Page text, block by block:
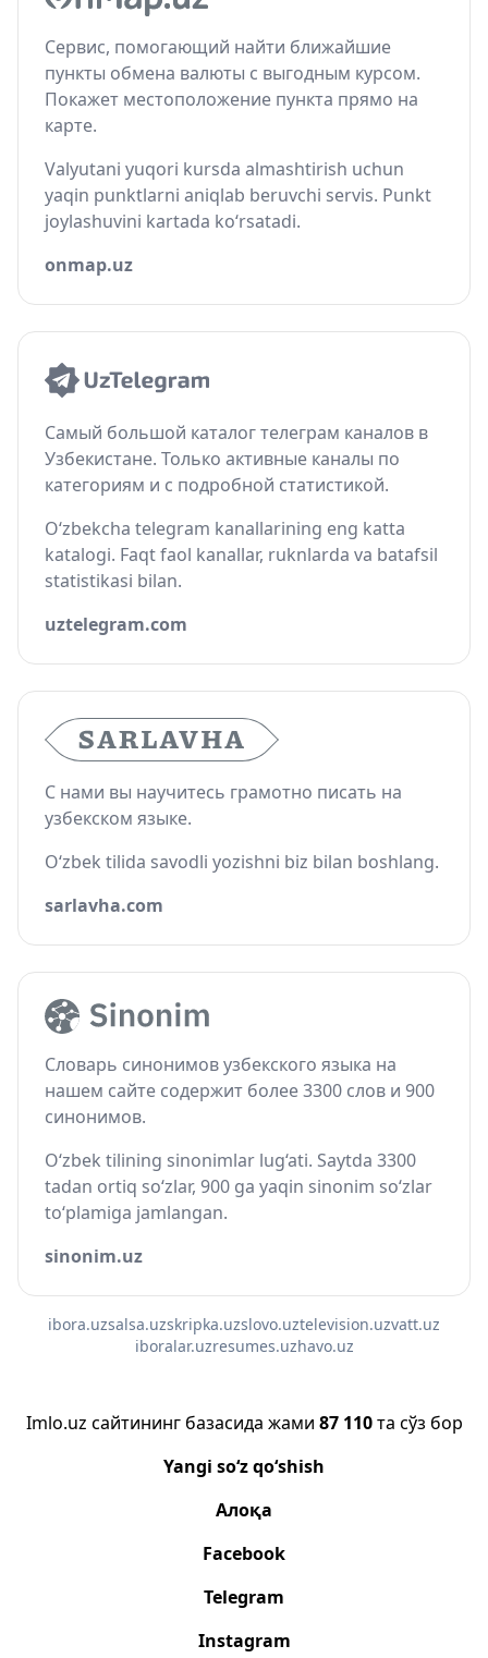
Сервис, помогающий найти ближайшие
пункты обмена валюты с выгодным курсом.
Покажет местоположение пункта прямо на
карте.
Valyutani yuqori kursda almashtirish uchun
yaqin punktlarni aniqlab beruvchi servis. Punkt
joylashuvini kartada ko‘rsatadi.
onmap.uz
Самый большой каталог телеграм каналов в
Узбекистане. Только активные каналы по
категориям и с подробной статистикой.
O‘zbekcha telegram kanallarining eng katta
katalogi. Faqt faol kanallar, ruknlarda va batafsil
statistikasi bilan.
uztelegram.com
С нами вы научитесь грамотно писать на
узбекском языке.
O‘zbek tilida savodli yozishni biz bilan boshlang.
sarlavha.com
Словарь синонимов узбекского языка на
нашем сайте содержит более 3300 слов и 900
синонимов.
O‘zbek tilining sinonimlar lug‘ati. Saytda 3300
tadan ortiq so‘zlar, 900 ga yaqin sinonim so‘zlar
to‘plamiga jamlangan.
sinonim.uz
ibora.uzsalsa.uzskripka.uzslovo.uztelevision.uzvatt.uz
iboralar.uzresumes.uzhavo.uz
Imlo.uz сайтининг базасида жами 87 110та сўз бор
Yangi so‘z qo‘shish
Алоқа
Facebook
Telegram
Instagram